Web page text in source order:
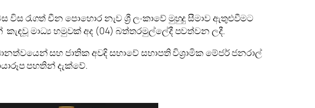
රැගත් චීන පොහොර නැව ශ්‍රී ලංකාවේ මුහුදු සීමාව ඇතුළුවීමට
මාධ්‍ය හමුවක් අද (04) බත්තරමුල්ලේදී පවත්වන ලදී.
සහ ජාතික අවදි සභාවේ සභාපති විශ්‍රාමික මේජර් ජනරාල්
පහතින් දැක්වේ.